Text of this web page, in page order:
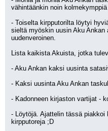
vähintäänkin noin kolmekymppiä
- Toiselta kirpputorilta löytyi
sieltä myöskin uusin Aku Ankan
uudenveroinen.
Lista kaikista Akuista, jotka
- Aku Ankan kaksi uusinta
- Kaksi uusinta Aku Ankan
- Kadonneen kirjaston vartijat -
- Löytöjä. Ajattelin tässä piakkoi
kirpputoreja ;D